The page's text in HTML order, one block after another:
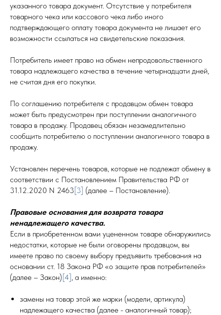
указанного товара документ. Отсутствие у потребителя
товарного чека или кассового чека либо иного
подтверждающего оплату товара документа не лишает его
возможности ссылаться на свидетельские показания.
Потребитель имеет право на обмен непродовольственного
товара надлежащего качества в течение четырнадцати дней,
не считая дня его покупки.
По соглашению потребителя с продавцом обмен товара
может быть предусмотрен при поступлении аналогичного
товара в продажу. Продавец обязан незамедлительно
сообщить потребителю о поступлении аналогичного товара в
продажу.
Установлен перечень товаров, которые не подлежат обмену в
соответствии с Постановлением Правительства РФ от
31.12.2020 N 2463[3] (далее – Постановление).
Правовые основания для возврата товара
ненадлежащего качества.
Если в приобретенном вами уцененном товаре обнаружились
недостатки, которые не были оговорены продавцом, вы
имеете право по своему выбору предъявить требования на
основании ст. 18 Закона РФ «о защите прав потребителей»
(далее – Закон)[4], а именно:
замены на товар этой же марки (модели, артикула)
надлежащего качества (далее - аналогичный товар);